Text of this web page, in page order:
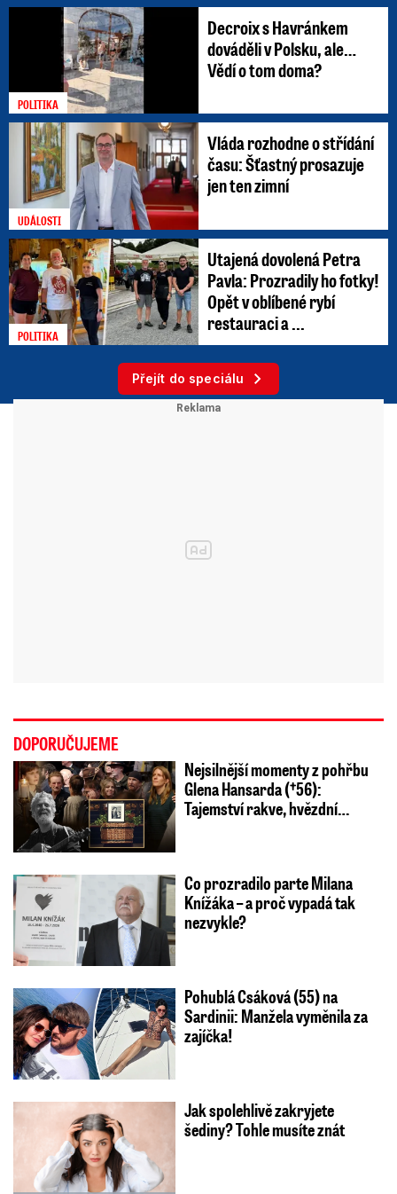
POLITIKA
Decroix s Havránkem
dováděli v Polsku, ale…
Vědí o tom doma?
UDÁLOSTI
Vláda rozhodne o střídání
času: Šťastný prosazuje
jen ten zimní
POLITIKA
Utajená dovolená Petra
Pavla: Prozradily ho fotky!
Opět v oblíbené rybí
restauraci a ...
Přejít do speciálu
DOPORUČUJEME
Nejsilnější momenty z pohřbu
Glena Hansarda (†56):
Tajemství rakve, hvězdní…
Co prozradilo parte Milana
Knížáka – a proč vypadá tak
nezvykle?
Pohublá Csáková (55) na
Sardinii: Manžela vyměnila za
zajíčka!
Jak spolehlivě zakryjete
šediny? Tohle musíte znát